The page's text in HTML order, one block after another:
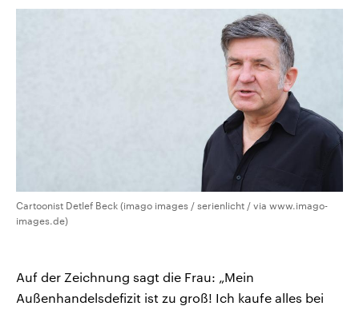
Cartoonist Detlef Beck (imago images / serienlicht / via www.imago-
images.de)
Auf der Zeichnung sagt die Frau: „Mein
Außenhandelsdefizit ist zu groß! Ich kaufe alles bei